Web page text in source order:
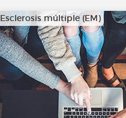
Esclerosis múltiple (EM)